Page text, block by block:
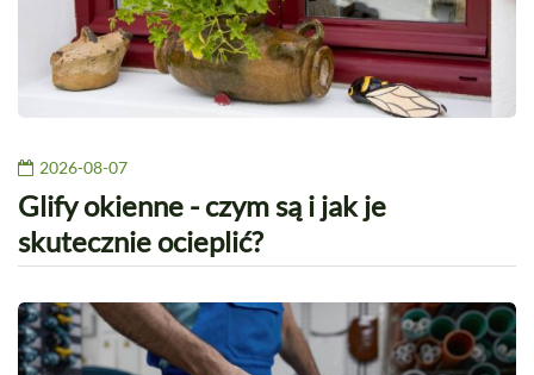
2026-08-07
Glify okienne - czym są i jak je
skutecznie ocieplić?